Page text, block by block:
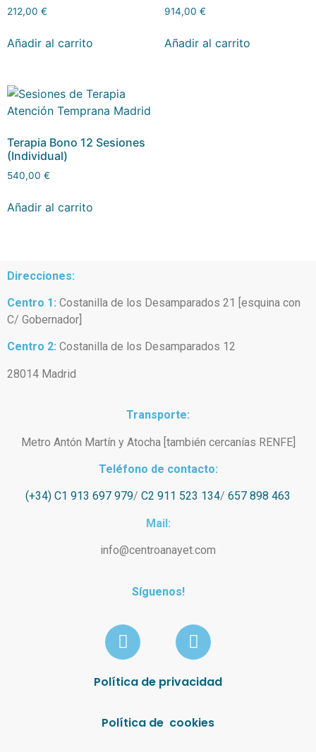
212,00 €
Añadir al carrito
914,00 €
Añadir al carrito
Terapia Bono 12 Sesiones
(Individual)
540,00 €
Añadir al carrito
Direcciones:
Centro 1: Costanilla de los Desamparados 21 [esquina con
C/ Gobernador]
Centro 2: Costanilla de los Desamparados 12
28014 Madrid
Transporte:
Metro Antón Martín y Atocha [también cercanías RENFE]
Teléfono de contacto:
(+34) C1 913 697 979/ C2 911 523 134/ 657 898 463
Mail:
info@centroanayet.com
Síguenos!
Política de privacidad
Política de cookies